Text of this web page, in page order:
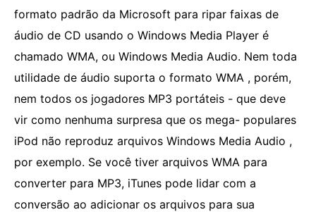
formato padrão da Microsoft para ripar faixas de
áudio de CD usando o Windows Media Player é
chamado WMA, ou Windows Media Audio. Nem toda
utilidade de áudio suporta o formato WMA , porém,
nem todos os jogadores MP3 portáteis - que deve
vir como nenhuma surpresa que os mega- populares
iPod não reproduz arquivos Windows Media Audio ,
por exemplo. Se você tiver arquivos WMA para
converter para MP3, iTunes pode lidar com a
conversão ao adicionar os arquivos para sua